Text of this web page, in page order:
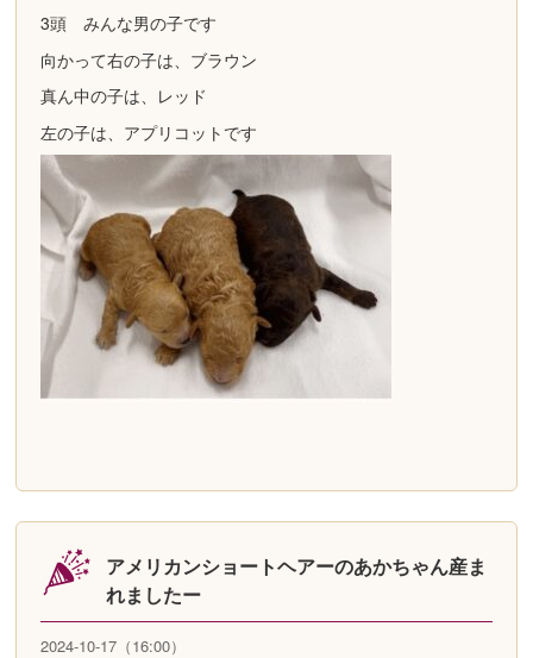
3頭 みんな男の子です
向かって右の子は、ブラウン
真ん中の子は、レッド
左の子は、アプリコットです
アメリカンショートヘアーのあかちゃん産ま
れましたー
2024-10-17（16:00）